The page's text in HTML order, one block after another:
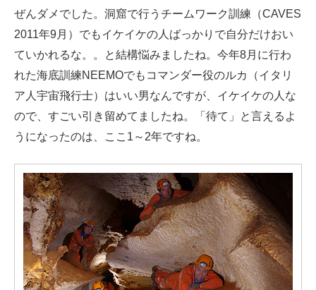
ぜんダメでした。洞窟で行うチームワーク訓練（CAVES
2011年9月）でもイケイケの人ばっかりで自分だけおい
ていかれるな。。と結構悩みましたね。今年8月に行わ
れた海底訓練NEEMOでもコマンダー役のルカ（イタリ
ア人宇宙飛行士）はいい男なんですが、イケイケの人な
ので、すごい引き留めてましたね。「待て」と言えるよ
うになったのは、ここ1～2年ですね。